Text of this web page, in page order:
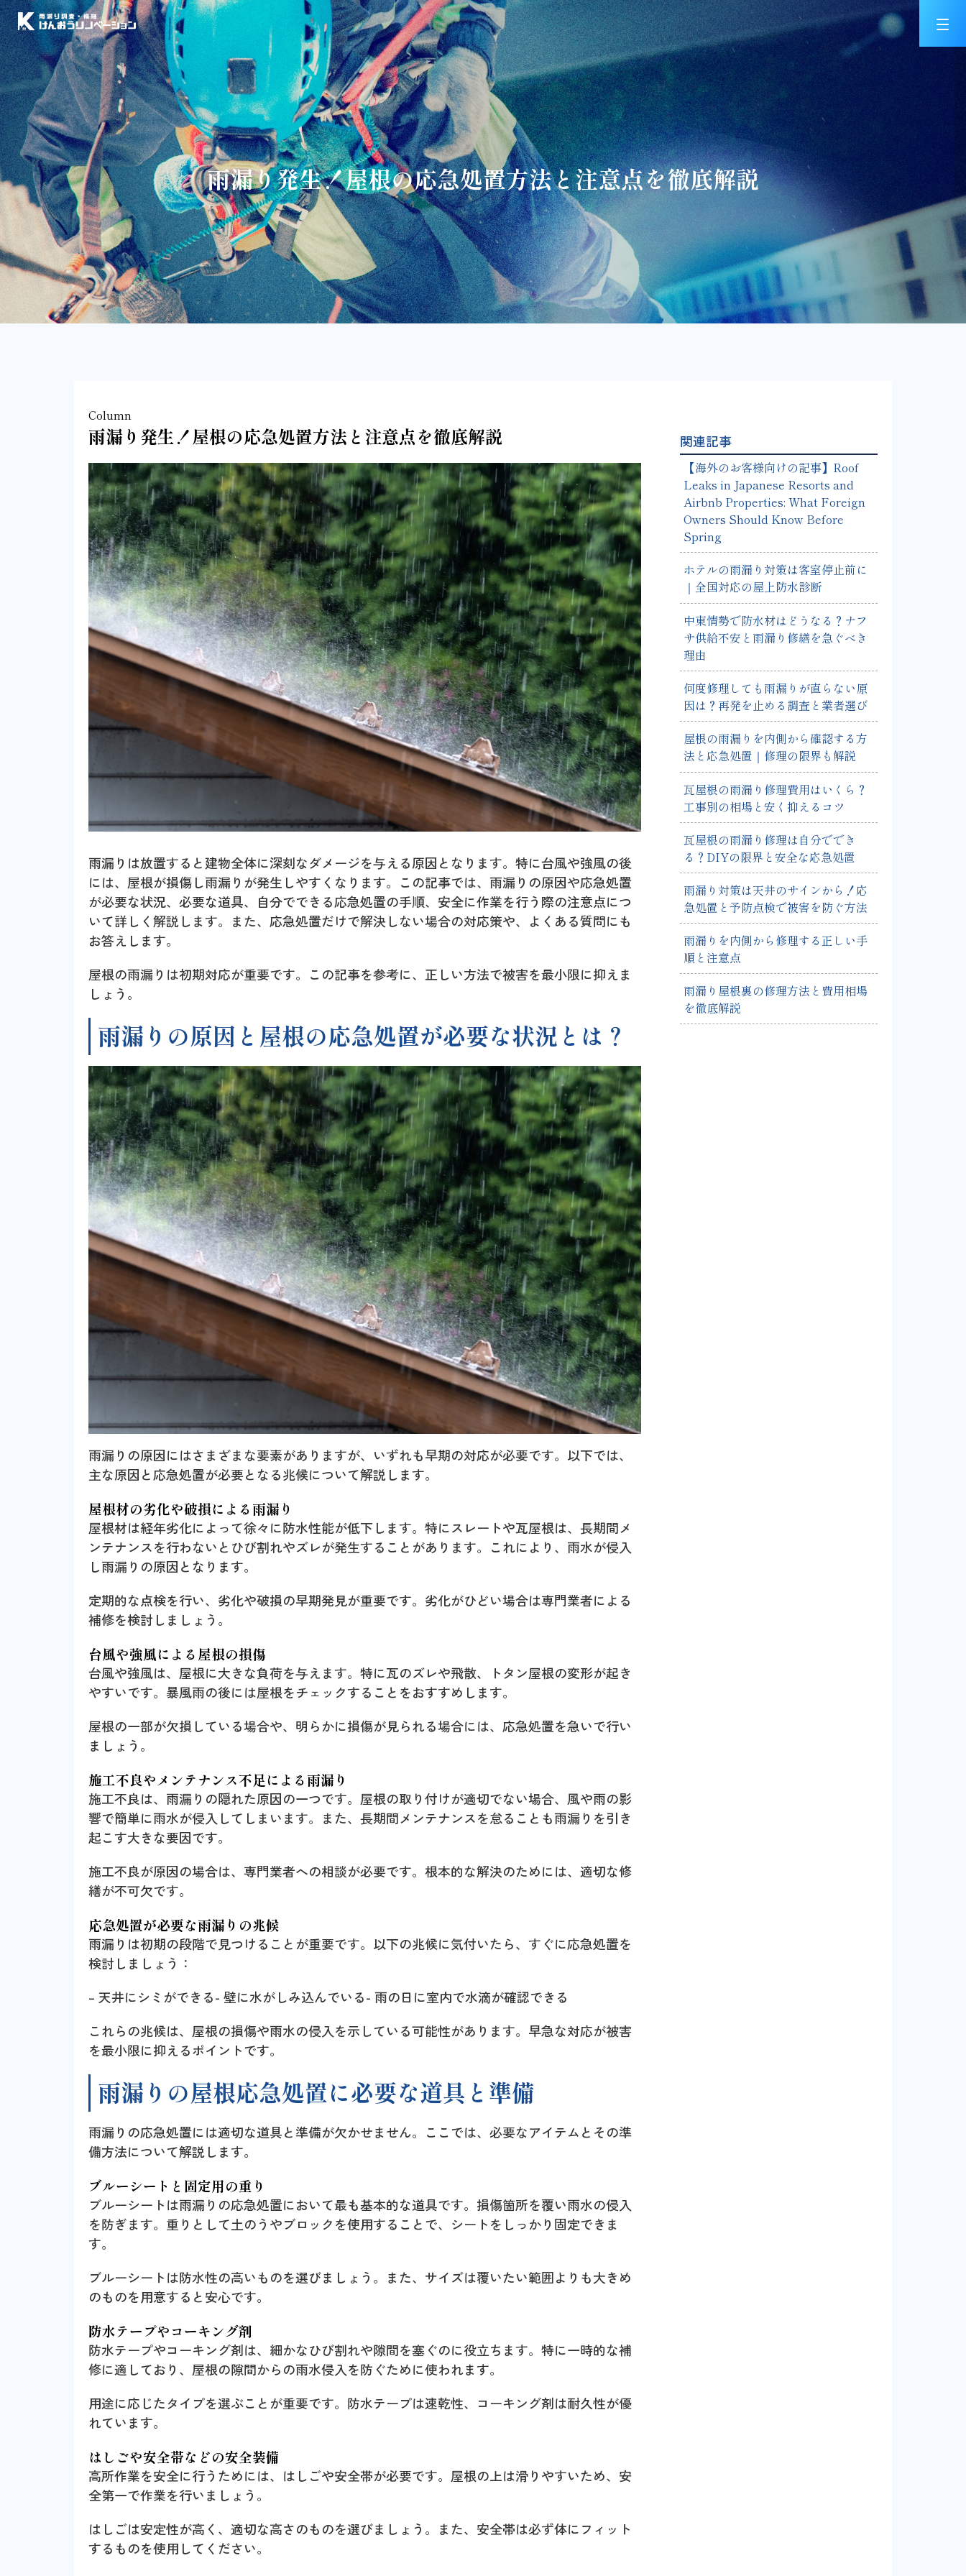
雨漏り発生！屋根の応急処置方法と注意点を徹底解説
Column
雨漏り発生！屋根の応急処置方法と注意点を徹底解説
雨漏りは放置すると建物全体に深刻なダメージを与える原因となります。特に台風や強風の後
には、屋根が損傷し雨漏りが発生しやすくなります。この記事では、雨漏りの原因や応急処置
が必要な状況、必要な道具、自分でできる応急処置の手順、安全に作業を行う際の注意点につ
いて詳しく解説します。また、応急処置だけで解決しない場合の対応策や、よくある質問にも
お答えします。
屋根の雨漏りは初期対応が重要です。この記事を参考に、正しい方法で被害を最小限に抑えま
しょう。
雨漏りの原因と屋根の応急処置が必要な状況とは？
雨漏りの原因にはさまざまな要素がありますが、いずれも早期の対応が必要です。以下では、
主な原因と応急処置が必要となる兆候について解説します。
屋根材の劣化や破損による雨漏り
屋根材は経年劣化によって徐々に防水性能が低下します。特にスレートや瓦屋根は、長期間メ
ンテナンスを行わないとひび割れやズレが発生することがあります。これにより、雨水が侵入
し雨漏りの原因となります。
定期的な点検を行い、劣化や破損の早期発見が重要です。劣化がひどい場合は専門業者による
補修を検討しましょう。
台風や強風による屋根の損傷
台風や強風は、屋根に大きな負荷を与えます。特に瓦のズレや飛散、トタン屋根の変形が起き
やすいです。暴風雨の後には屋根をチェックすることをおすすめします。
屋根の一部が欠損している場合や、明らかに損傷が見られる場合には、応急処置を急いで行い
ましょう。
施工不良やメンテナンス不足による雨漏り
施工不良は、雨漏りの隠れた原因の一つです。屋根の取り付けが適切でない場合、風や雨の影
響で簡単に雨水が侵入してしまいます。また、長期間メンテナンスを怠ることも雨漏りを引き
起こす大きな要因です。
施工不良が原因の場合は、専門業者への相談が必要です。根本的な解決のためには、適切な修
繕が不可欠です。
応急処置が必要な雨漏りの兆候
雨漏りは初期の段階で見つけることが重要です。以下の兆候に気付いたら、すぐに応急処置を
検討しましょう：
– 天井にシミができる- 壁に水がしみ込んでいる- 雨の日に室内で水滴が確認できる
これらの兆候は、屋根の損傷や雨水の侵入を示している可能性があります。早急な対応が被害
を最小限に抑えるポイントです。
雨漏りの屋根応急処置に必要な道具と準備
雨漏りの応急処置には適切な道具と準備が欠かせません。ここでは、必要なアイテムとその準
備方法について解説します。
ブルーシートと固定用の重り
ブルーシートは雨漏りの応急処置において最も基本的な道具です。損傷箇所を覆い雨水の侵入
を防ぎます。重りとして土のうやブロックを使用することで、シートをしっかり固定できま
す。
ブルーシートは防水性の高いものを選びましょう。また、サイズは覆いたい範囲よりも大きめ
のものを用意すると安心です。
防水テープやコーキング剤
防水テープやコーキング剤は、細かなひび割れや隙間を塞ぐのに役立ちます。特に一時的な補
修に適しており、屋根の隙間からの雨水侵入を防ぐために使われます。
用途に応じたタイプを選ぶことが重要です。防水テープは速乾性、コーキング剤は耐久性が優
れています。
はしごや安全帯などの安全装備
高所作業を安全に行うためには、はしごや安全帯が必要です。屋根の上は滑りやすいため、安
全第一で作業を行いましょう。
はしごは安定性が高く、適切な高さのものを選びましょう。また、安全帯は必ず体にフィット
するものを使用してください。
関連記事
【海外のお客様向けの記事】Roof
Leaks in Japanese Resorts and
Airbnb Properties: What Foreign
Owners Should Know Before
Spring
ホテルの雨漏り対策は客室停止前に
｜全国対応の屋上防水診断
中東情勢で防水材はどうなる？ナフ
サ供給不安と雨漏り修繕を急ぐべき
理由
何度修理しても雨漏りが直らない原
因は？再発を止める調査と業者選び
屋根の雨漏りを内側から確認する方
法と応急処置｜修理の限界も解説
瓦屋根の雨漏り修理費用はいくら？
工事別の相場と安く抑えるコツ
瓦屋根の雨漏り修理は自分ででき
る？DIYの限界と安全な応急処置
雨漏り対策は天井のサインから！応
急処置と予防点検で被害を防ぐ方法
雨漏りを内側から修理する正しい手
順と注意点
雨漏り屋根裏の修理方法と費用相場
を徹底解説